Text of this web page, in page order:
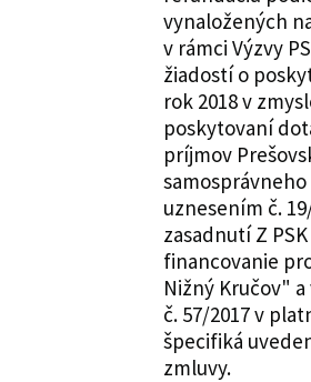
vynaložených
v rámci Výzvy
žiadostí o
rok 2018 v
poskytovaní
príjmov
uznesením č.
zasadnutí Z
financovanie
Nižný Kručov" a
č. 57/2017 v
špecifiká
zmluvy.